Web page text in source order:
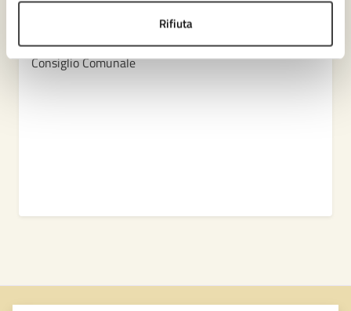
Rifiuta
Settore Servizi amministrativi, Partecipazione e
Consiglio Comunale